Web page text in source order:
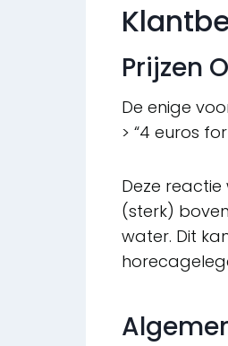
Prijzen
De enige
> “4 euros
Deze
(sterk)
water. Dit